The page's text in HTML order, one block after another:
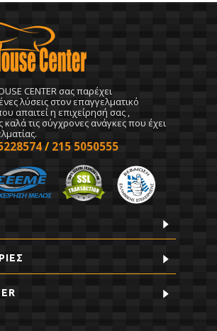
CENTER σας παρέχει
λύσεις στον επαγγελματικό
απαιτεί η επιχείρησή σας ,
καλά τις σύγχρονες ανάγκες που έχει
/ 215 5050555